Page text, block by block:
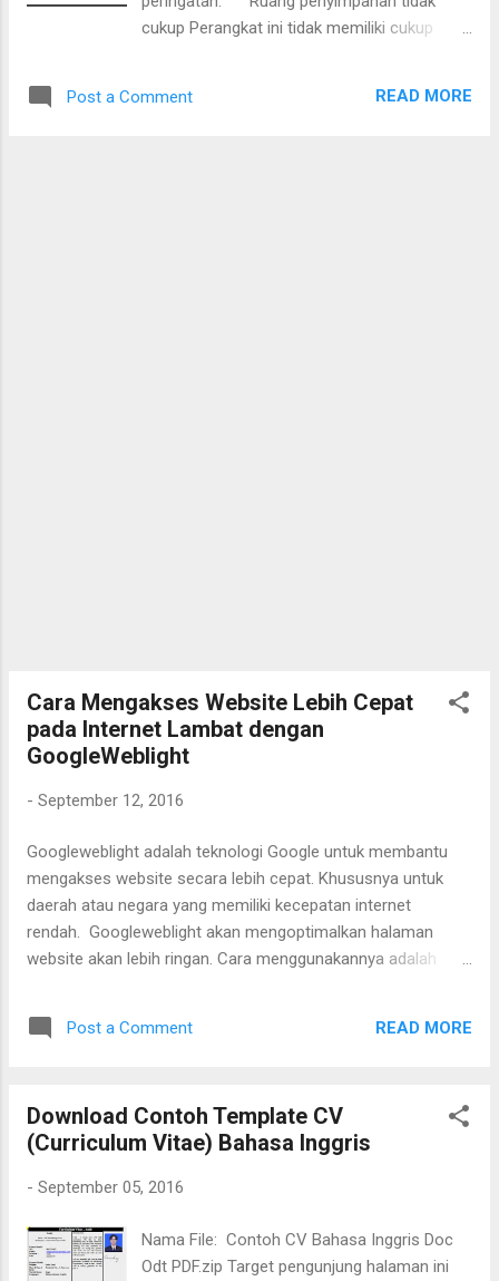
cukup Perangkat ini tidak memiliki cukup
butuhkan lagi dan coba lagi." . Peringatan
Post a Comment READ MORE
Cara Mengakses Website Lebih Cepat
pada Internet Lambat dengan
GoogleWeblight
- September 12, 2016
Googleweblight adalah teknologi Google untuk membantu
mengakses website secara lebih cepat. Khususnya untuk
daerah atau negara yang memiliki kecepatan internet
rendah. Googleweblight akan mengoptimalkan halaman
website akan lebih ringan. Cara menggunakannya adalah
Post a Comment READ MORE
Download Contoh Template CV
(Curriculum Vitae) Bahasa Inggris
- September 05, 2016
Nama File: Contoh CV Bahasa Inggris Doc
Odt PDF.zip Target pengunjung halaman ini